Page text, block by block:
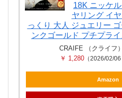
18K ニッケ
ヤリング イ
っくり 大人 ジュエリー
ンクゴールド プチプラ
CRAIFE （クライフ
￥ 1,280 （2026/02/
Amazon